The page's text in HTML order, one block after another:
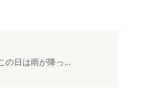
の日は雨が降っ...